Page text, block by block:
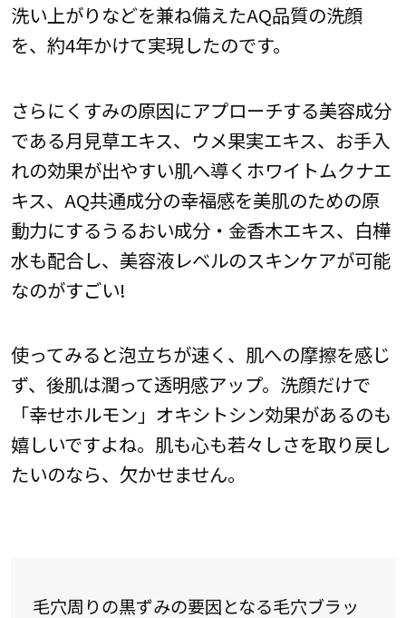
洗い上がりなどを兼ね備えたAQ品質の洗顔
を、約4年かけて実現したのです。
さらにくすみの原因にアプローチする美容成分
である月見草エキス、ウメ果実エキス、お手入
れの効果が出やすい肌へ導くホワイトムクナエ
キス、AQ共通成分の幸福感を美肌のための原
動力にするうるおい成分・金香木エキス、白樺
水も配合し、美容液レベルのスキンケアが可能
なのがすごい!
使ってみると泡立ちが速く、肌への摩擦を感じ
ず、後肌は潤って透明感アップ。洗顔だけで
「幸せホルモン」オキシトシン効果があるのも
嬉しいですよね。肌も心も若々しさを取り戻し
たいのなら、欠かせません。
毛穴周りの黒ずみの要因となる毛穴ブラッ